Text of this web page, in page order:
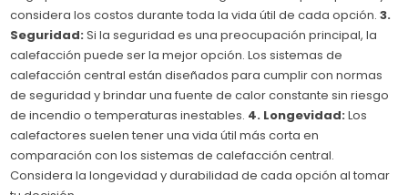
considera los costos durante toda la vida útil de cada opción.3.
Seguridad:Si la seguridad es una preocupación principal, la
calefacción puede ser la mejor opción. Los sistemas de
calefacción central están diseñados para cumplir con normas
de seguridad y brindar una fuente de calor constante sin riesgo
de incendio o temperaturas inestables. 4. Longevidad:Los
calefactores suelen tener una vida útil más corta en
comparación con los sistemas de calefacción central.
Considera la longevidad y durabilidad de cada opción al tomar